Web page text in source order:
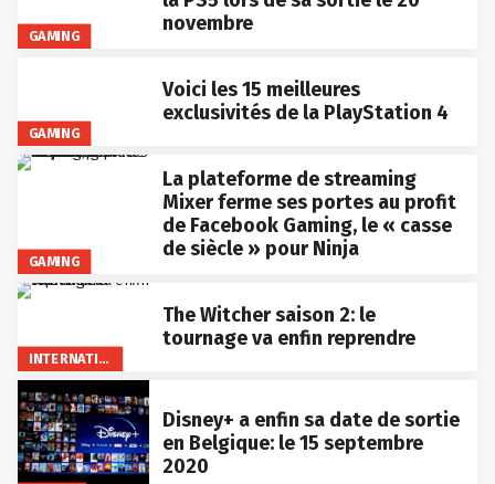
GAMING
novembre
GAMING
Voici les 15 meilleures
exclusivités de la PlayStation 4
GAMING
La plateforme de streaming
Mixer ferme ses portes au profit
de Facebook Gaming, le « casse
de siècle » pour Ninja
INTERNATIONAL
The Witcher saison 2: le
tournage va enfin reprendre
Disney+ a enfin sa date de sortie
en Belgique: le 15 septembre
2020